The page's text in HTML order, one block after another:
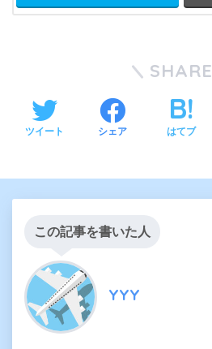
SHARE
ツイート シェア はてブ
この記事を書いた人
YYY